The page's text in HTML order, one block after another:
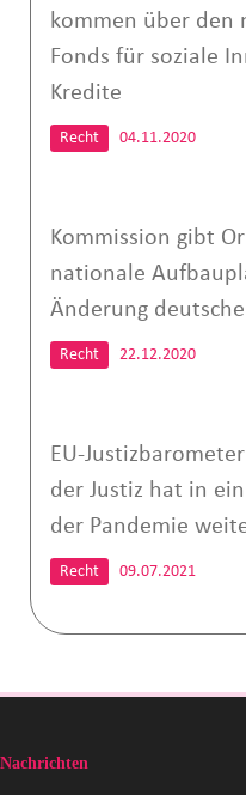
kommen über den
Fonds für soziale
Kredite
Recht 04.11.2020
Kommission gibt
nationale
Änderung
Recht 22.12.2020
EU-
der Justiz hat in
der Pandemie
Recht 09.07.2021
Nachrichten